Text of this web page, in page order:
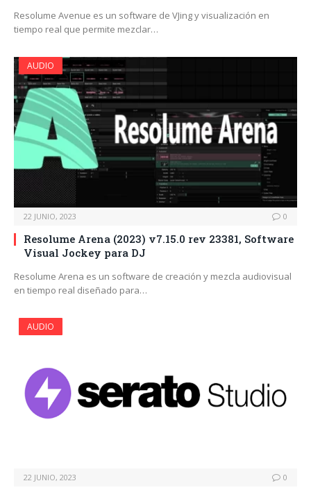
Resolume Avenue es un software de VJing y visualización en
tiempo real que permite mezclar…
AUDIO
22 JUNIO, 2023 0
Resolume Arena (2023) v7.15.0 rev 23381, Software
Visual Jockey para DJ
Resolume Arena es un software de creación y mezcla audiovisual
en tiempo real diseñado para…
AUDIO
22 JUNIO, 2023 0